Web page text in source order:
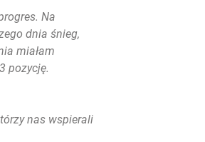
Na
dnia śnieg,
miałam
pozycję.
nas wspierali